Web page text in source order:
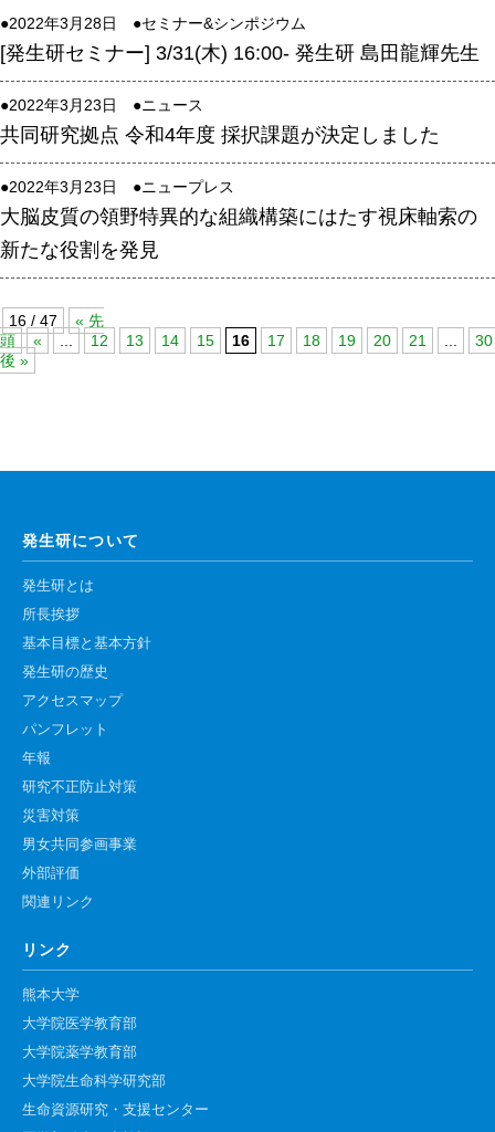
カンファレンス・ルーム予約
大判プリンター予約
●2022年3月28日 ●セミナー&シンポジウム
[発生研セミナー] 3/31(木) 16:00- 発生研 島田龍輝先生
●2022年3月23日 ●ニュース
共同研究拠点 令和4年度 採択課題が決定しました
●2022年3月23日 ●ニュープレス
大脳皮質の領野特異的な組織構築にはたす視床軸索の
新たな役割を発見
16 / 47
« 先
頭
« 12 13 14 15 16 17 18 19 20 21
30
後 »
発生研について
発生研とは
所長挨拶
基本目標と基本方針
発生研の歴史
アクセスマップ
パンフレット
年報
研究不正防止対策
災害対策
男女共同参画事業
外部評価
関連リンク
リンク
熊本大学
大学院医学教育部
大学院薬学教育部
大学院生命科学研究部
生命資源研究・支援センター